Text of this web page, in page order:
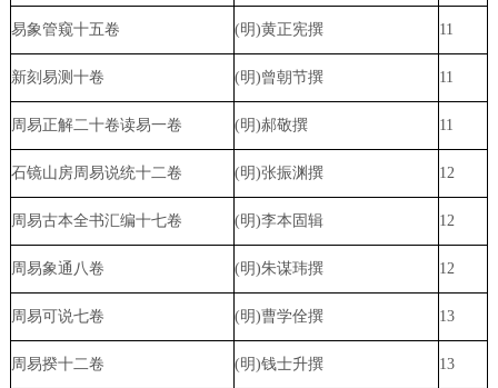
易象管窥十五卷 (明)黄正宪撰 11
新刻易测十卷 (明)曾朝节撰 11
周易正解二十卷读易一卷 (明)郝敬撰 11
石镜山房周易说统十二卷 (明)张振渊撰 12
周易古本全书汇编十七卷 (明)李本固辑 12
周易象通八卷 (明)朱谋玮撰 12
周易可说七卷 (明)曹学佺撰 13
周易揆十二卷 (明)钱士升撰 13